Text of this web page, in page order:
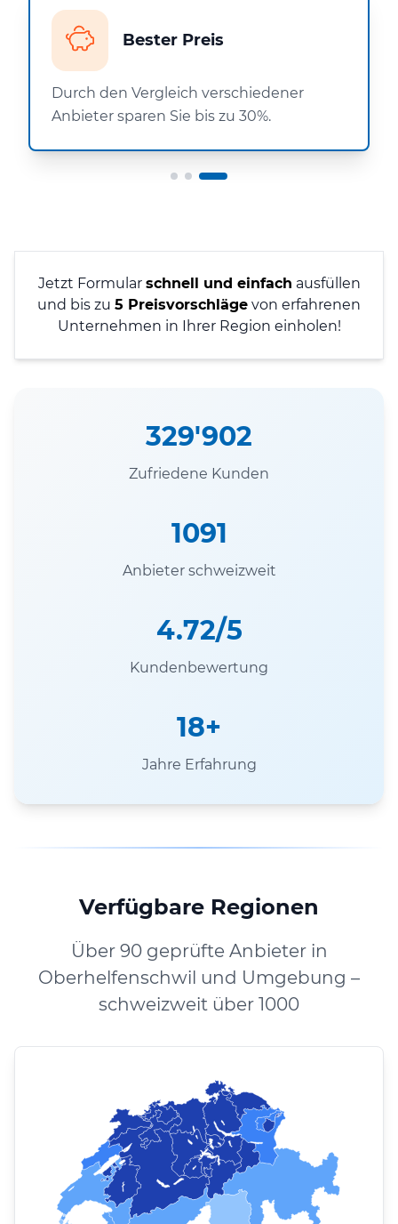
Bester Preis
Durch den Vergleich verschiedener
Anbieter sparen Sie bis zu 30%.
Jetzt Formular schnell und einfach ausfüllen
und bis zu 5 Preisvorschläge von erfahrenen
Unternehmen in Ihrer Region einholen!
329'902
Zufriedene Kunden
1091
Anbieter schweizweit
4.72/5
Kundenbewertung
18+
Jahre Erfahrung
Verfügbare Regionen
Über 90 geprüfte Anbieter in
Oberhelfenschwil und Umgebung –
schweizweit über 1000